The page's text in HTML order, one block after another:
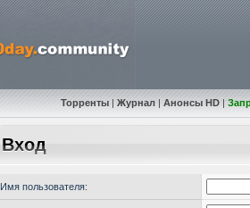
Торренты |Журнал |Анонсы HD |
Вход
Имя пользователя: